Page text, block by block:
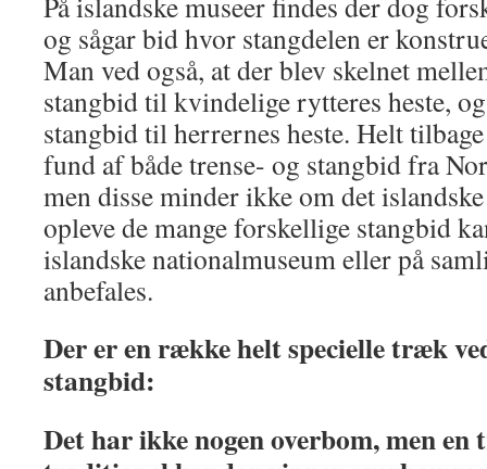
og sågar bid hvor stangdelen er
Man ved også, at der blev skelnet
stangbid til kvindelige rytteres heste,
stangbid til herrernes heste. Helt
fund af både trense- og stangbid fra
men disse minder ikke om det
opleve de mange forskellige stangbid
islandske nationalmuseum eller på
anbefales.
Der er en række helt specielle træk
stangbid:
Det har ikke nogen overbom, men en